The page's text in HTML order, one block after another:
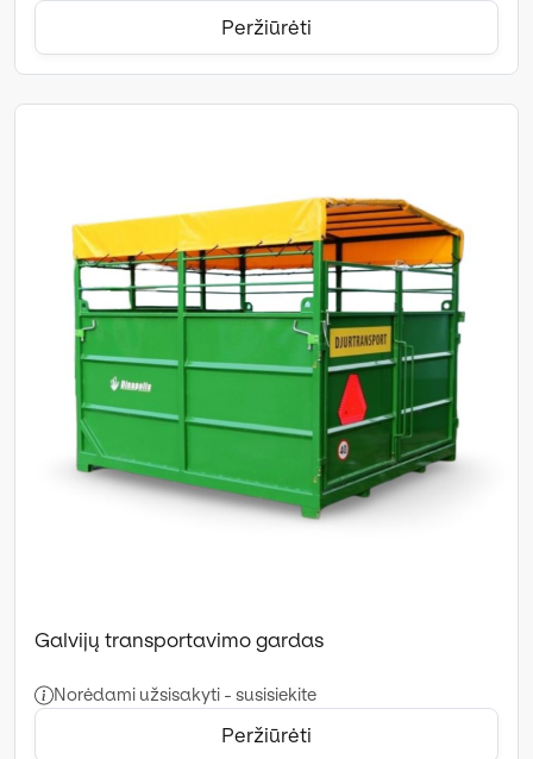
Peržiūrėti
Galvijų transportavimo gardas
Norėdami užsisakyti - susisiekite
Peržiūrėti